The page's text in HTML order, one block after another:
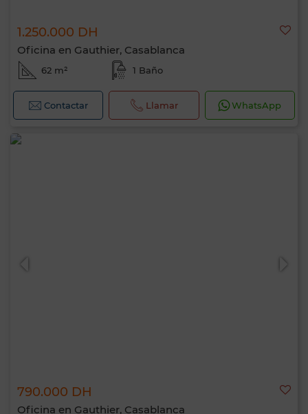
1.250.000 DH
Oficina en Gauthier, Casablanca
62 m² 1 Baño
Contactar Llamar WhatsApp
790.000 DH
Oficina en Gauthier, Casablanca
aplicar ahora?